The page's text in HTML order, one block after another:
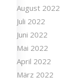
August 2022
Juli 2022
Juni 2022
Mai 2022
April 2022
März 2022